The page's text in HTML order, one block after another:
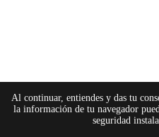
Al continuar, entiendes y das tu
la información de tu navegador
seguridad